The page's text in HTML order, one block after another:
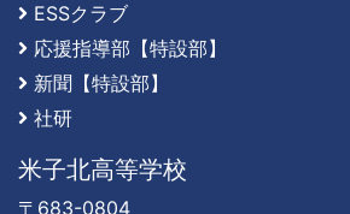
ESSクラブ
応援指導部【特設部】
新聞【特設部】
社研
米子北高等学校
〒683-0804